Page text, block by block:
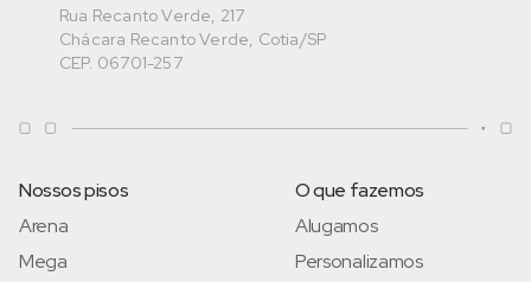
Rua Recanto Verde, 217
Chácara Recanto Verde, Cotia/SP
CEP. 06701-257
Nossos pisos
Arena
Mega
O que fazemos
Alugamos
Personalizamos